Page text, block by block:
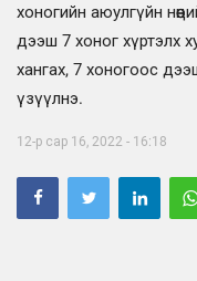
хоногийн аюулгүйн
дээш 7 хоног хүртэлх
хангах, 7 хоногоос
үзүүлнэ.
12-р сар 16, 2022 - 16:18